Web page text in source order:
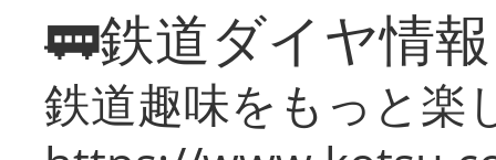
🚃鉄道ダイヤ情
鉄道趣味をもっと楽